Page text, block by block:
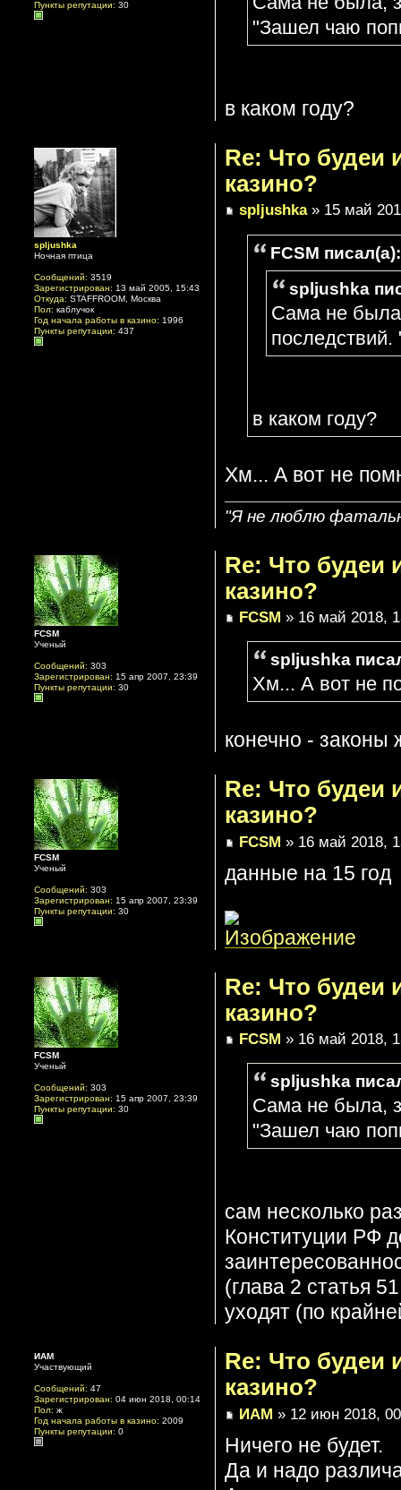
"Зашел чаю
в каком году?
Пункты репутации: 30
Re: Что будеи
казино?
spljushka» 15 май
FCSM писал(а):
spljushka
Сама не
в каком году?
Хм... А вот не
"Я не люблю
spljushka
Ночная птица
Сообщений: 3519
Зарегистрирован: 13 май 2005, 15:43
Откуда: STAFFROOM, Москва
Пол: каблучок
Год начала работы в казино: 1996
Пункты репутации: 437
Re: Что будеи
казино?
FCSM » 16 май 2018,
spljushka
Хм... А вот не
конечно - законы
FCSM
Ученый
Сообщений: 303
Зарегистрирован: 15 апр 2007, 23:39
Пункты репутации: 30
Re: Что будеи
казино?
FCSM » 16 май 2018,
данные на 15 год
FCSM
Ученый
Сообщений: 303
Зарегистрирован: 15 апр 2007, 23:39
Пункты репутации: 30
Re: Что будеи
казино?
FCSM » 16 май 2018,
spljushka
Сама не была,
"Зашел чаю
сам несколько
Конституции РФ
(глава 2 статья
уходят (по
FCSM
Ученый
Сообщений: 303
Зарегистрирован: 15 апр 2007, 23:39
Пункты репутации: 30
Re: Что будеи
казино?
ИАМ » 12 июн 2018,
Ничего не будет.
Да и надо
ИАМ
Участвующий
Сообщений: 47
Зарегистрирован: 04 июн 2018, 00:14
Пол: ж
Год начала работы в казино: 2009
Пункты репутации: 0